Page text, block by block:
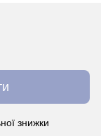
знижки